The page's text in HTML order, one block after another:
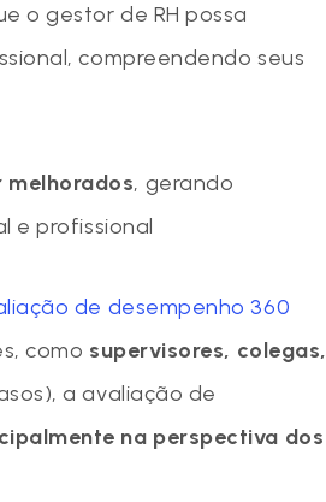
o gestor de RH possa
compreendendo seus
melhorados, gerando
e profissional
de desempenho 360
como supervisores, colegas,
a avaliação de
na perspectiva dos